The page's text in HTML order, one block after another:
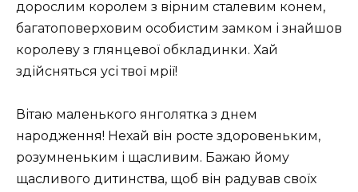
дорослим королем з вірним сталевим конем,
багатоповерховим особистим замком і знайшов
королеву з глянцевої обкладинки. Хай
здійсняться усі твої мрії!
Вітаю маленького янголятка з днем ​​
народження! Нехай він росте здоровеньким,
розумненьким і щасливим. Бажаю йому
щасливого дитинства, щоб він радував своїх